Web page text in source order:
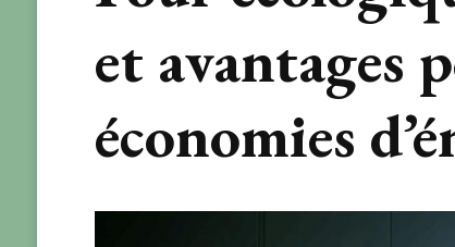
et avantages
économies